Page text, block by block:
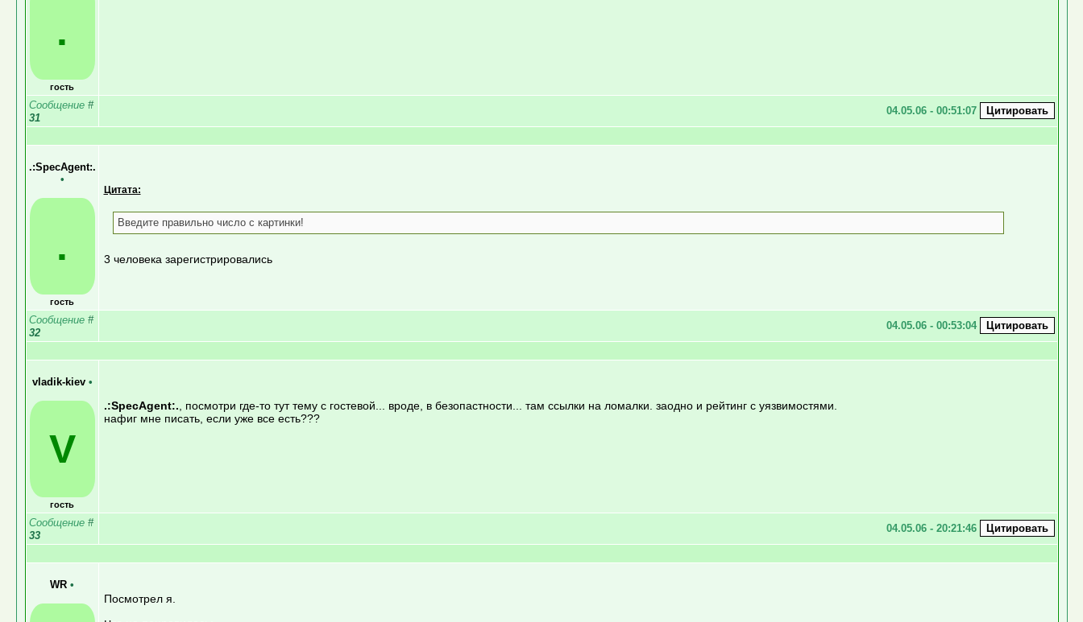
.
гость
Сообщение #
31
04.05.06 - 00:51:07
.:SpecAgent:.
•
.
гость
Цитата:
Введите правильно число с картинки!
3 человека зарегистрировались
Сообщение #
32
04.05.06 - 00:53:04
vladik-kiev •
V
гость
.:SpecAgent:. , посмотри где-то тут тему с гостевой... вроде, в безопастности... там ссылки на ломалки. заодно и рейтинг с уязвимостями.
нафиг мне писать, если уже все есть???
Сообщение #
33
04.05.06 - 20:21:46
WR •
Посмотрел я.